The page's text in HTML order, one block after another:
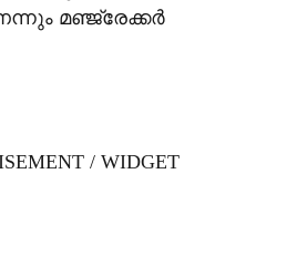
മഞ്ജ്രേക്കർ
/ WIDGET